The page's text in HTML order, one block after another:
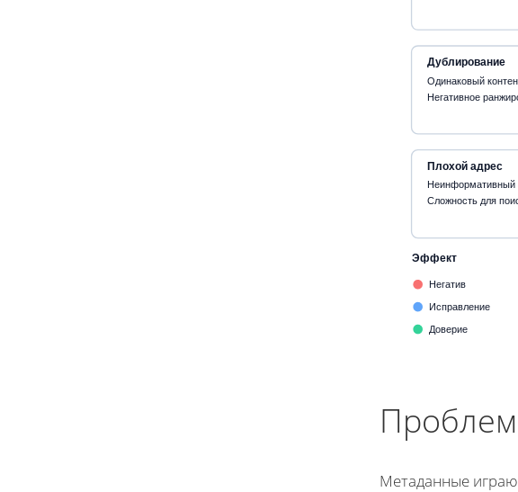
Дублирование
Одинаковый
Негативное
Плохой адрес
Неинформативный
Сложность для
Эффект
Негатив
Исправление
Доверие
Метаданные